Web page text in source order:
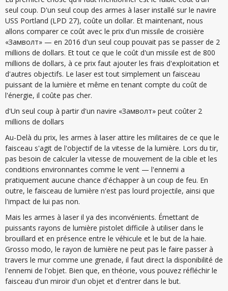
seul coup. D'un seul coup des armes à laser installé sur le navire
USS Portland (LPD 27), coûte un dollar. Et maintenant, nous
allons comparer ce coût avec le prix d'un missile de croisière
«Замволт» — en 2016 d'un seul coup pouvait pas se passer de 2
millions de dollars. Et tout ce que le coût d'un missile est de 800
millions de dollars, à ce prix faut ajouter les frais d'exploitation et
d'autres objectifs. Le laser est tout simplement un faisceau
puissant de la lumière et même en tenant compte du coût de
l'énergie, il coûte pas cher.
d'Un seul coup à partir d'un navire «Замволт» peut coûter 2
millions de dollars
Au-Delà du prix, les armes à laser attire les militaires de ce que le
faisceau s'agit de l'objectif de la vitesse de la lumière. Lors du tir,
pas besoin de calculer la vitesse de mouvement de la cible et les
conditions environnantes comme le vent — l'ennemi a
pratiquement aucune chance d'échapper à un coup de feu. En
outre, le faisceau de lumière n'est pas lourd projectile, ainsi que
l'impact de lui pas non.
Mais les armes à laser il ya des inconvénients. Émettant de
puissants rayons de lumière pistolet difficile à utiliser dans le
brouillard et en présence entre le véhicule et le but de la haie.
Grosso modo, le rayon de lumière ne peut pas le faire passer à
travers le mur comme une grenade, il faut direct la disponibilité de
l'ennemi de l'objet. Bien que, en théorie, vous pouvez réfléchir le
faisceau d'un miroir d'un objet et d'entrer dans le but.